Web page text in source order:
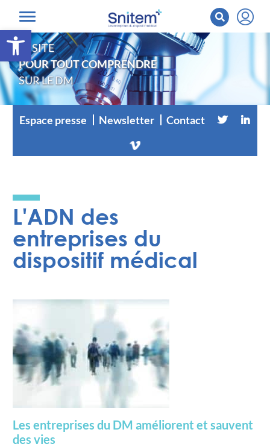
Ouvrir la barre d’outils
LE SITE
POUR TOUT COMPRENDRE
SUR LE DM
Espace presse Newsletter Contact
Thème
vidéo :
L'ADN des
entreprises du
dispositif médical
Les entreprises du DM améliorent et sauvent
des vies